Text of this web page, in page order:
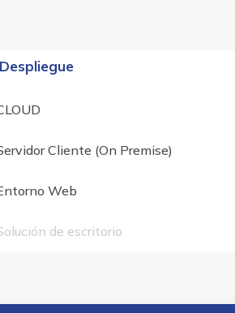
Despliegue
Cliente (On Premise)
Web
de escritorio